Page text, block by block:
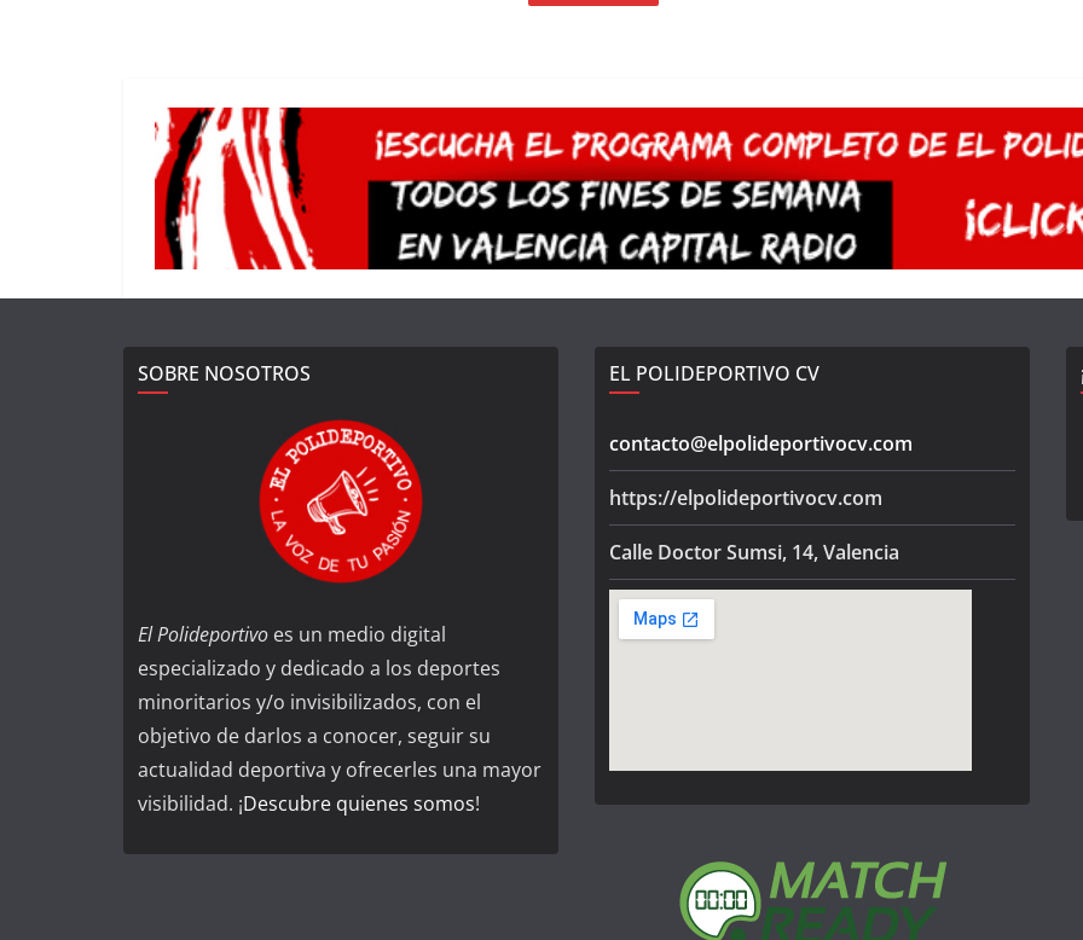
SOBRE NOSOTROS
El Polideportivo es un medio digital
especializado y dedicado a los deportes
minoritarios y/o invisibilizados, con el
objetivo de darlos a conocer, seguir su
actualidad deportiva y ofrecerles una mayor
visibilidad. ¡Descubre quienes somos!
EL POLIDEPORTIVO CV
contacto@elpolideportivocv.com
https://elpolideportivocv.com
Calle Doctor Sumsi, 14, Valencia